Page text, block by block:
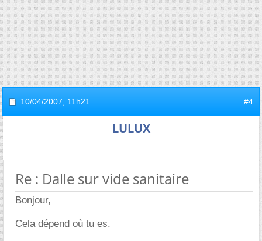
10/04/2007, 11h21 #4
LULUX
Re : Dalle sur vide sanitaire
Bonjour,
Cela dépend où tu es.